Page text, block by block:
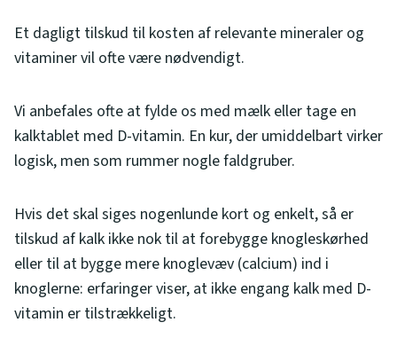
Et dagligt tilskud til kosten af relevante mineraler og
vitaminer vil ofte være nødvendigt.
Vi anbefales ofte at fylde os med mælk eller tage en
kalktablet med D-vitamin. En kur, der umiddelbart virker
logisk, men som rummer nogle faldgruber.
Hvis det skal siges nogenlunde kort og enkelt, så er
tilskud af kalk ikke nok til at forebygge knogleskørhed
eller til at bygge mere knoglevæv (calcium) ind i
knoglerne: erfaringer viser, at ikke engang kalk med D-
vitamin er tilstrækkeligt.